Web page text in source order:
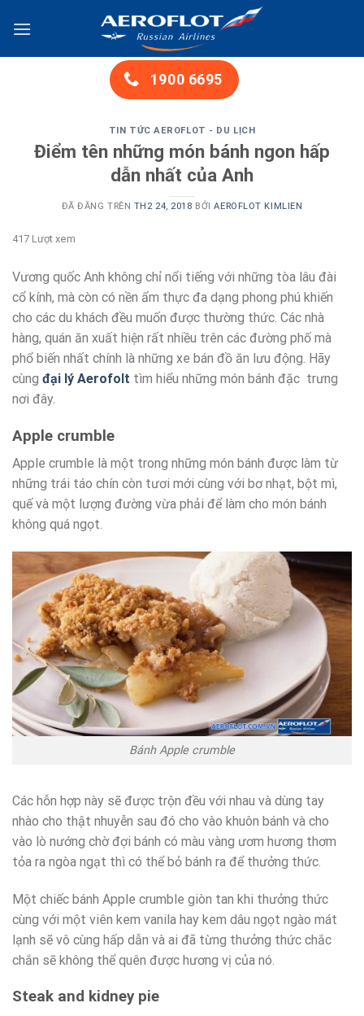
đến
1900 6695
TIN TỨC AEROFLOT - DU LỊCH
Điểm tên những món bánh ngon hấp
dẫn nhất của Anh
ĐÃ ĐĂNG TRÊN TH2 24, 2018 BỞIAEROFLOT KIMLIEN
417 Lượt xem
Vương quốc Anh không chỉ nổi tiếng với những tòa lâu đài
cổ kính, mà còn có nền ẩm thực đa dạng phong phú khiến
cho các du khách đều muốn được thường thức. Các nhà
hàng, quán ăn xuất hiện rất nhiều trên các đường phố mà
phổ biến nhất chính là những xe bán đồ ăn lưu động. Hãy
cùng đại lý Aerofolt tìm hiểu những món bánh đặc trưng
nơi đây.
Apple crumble
Apple crumble là một trong những món bánh được làm từ
những trái táo chín còn tươi mới cùng với bơ nhạt, bột mì,
quế và một lượng đường vừa phải để làm cho món bánh
không quá ngọt.
Bánh Apple crumble
Các hỗn hợp này sẽ được trộn đều với nhau và dùng tay
nhào cho thật nhuyễn sau đó cho vào khuôn bánh và cho
vào lò nướng chờ đợi bánh có màu vàng ươm hương thơm
tỏa ra ngòa ngạt thì có thể bỏ bánh ra để thưởng thức.
Một chiếc bánh Apple crumble giòn tan khi thưởng thức
cùng với một viên kem vanila hay kem dâu ngọt ngào mát
lạnh sẽ vô cùng hấp dẫn và ai đã từng thưởng thức chắc
chắn sẽ không thể quên được hương vị của nó.
Steak and kidney pie